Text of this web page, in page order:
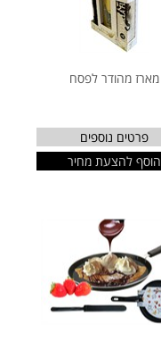
מארז מהודר לפסח
פרטים נוספים
הוסף להצעת מחיר